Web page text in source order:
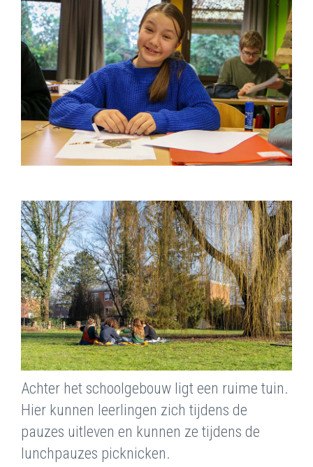
Achter het schoolgebouw ligt een ruime tuin.
Hier kunnen leerlingen zich tijdens de
pauzes uitleven en kunnen ze tijdens de
lunchpauzes picknicken.